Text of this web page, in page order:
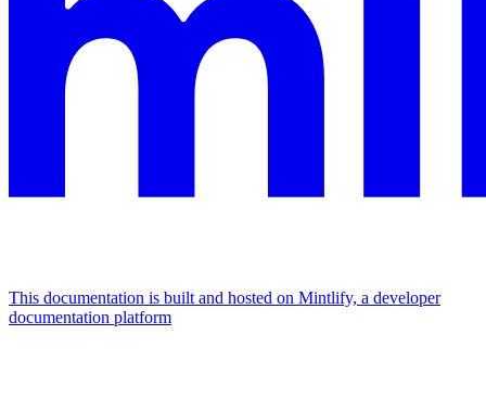
This documentation is built and hosted on Mintlify, a developer
documentation platform